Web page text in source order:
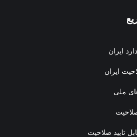
ایران
ایران
ملی
تایید صلاحیت